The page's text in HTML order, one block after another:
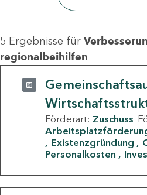
5 Ergebnisse für
regionalbeihilfen
Förderart: Zuschuss
Existenzgründung
Personalkosten